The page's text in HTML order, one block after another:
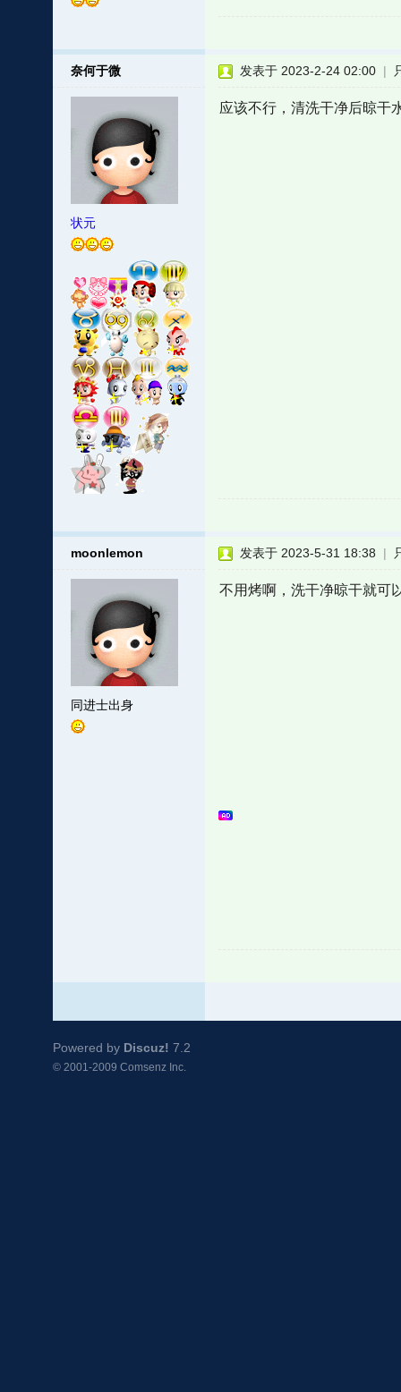
奈何于微
状元
发表于 2023-2-24 02:00 |
应该不行，清洗干净后晾干
moonlemon
同进士出身
发表于 2023-5-31 18:38 |
不用烤啊，洗干净晾干就可
Powered by Discuz! 7.2
© 2001-2009 Comsenz Inc.